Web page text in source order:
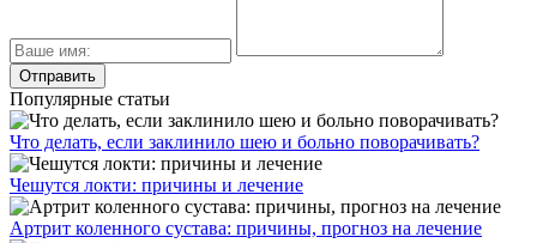
Популярные статьи
Что делать, если заклинило шею и больно поворачивать?
Чешутся локти: причины и лечение
Артрит коленного сустава: причины, прогноз на лечение